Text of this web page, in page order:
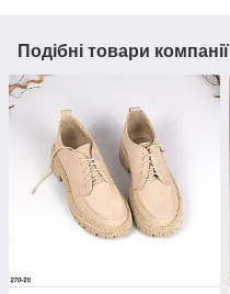
Подібні товари компанії